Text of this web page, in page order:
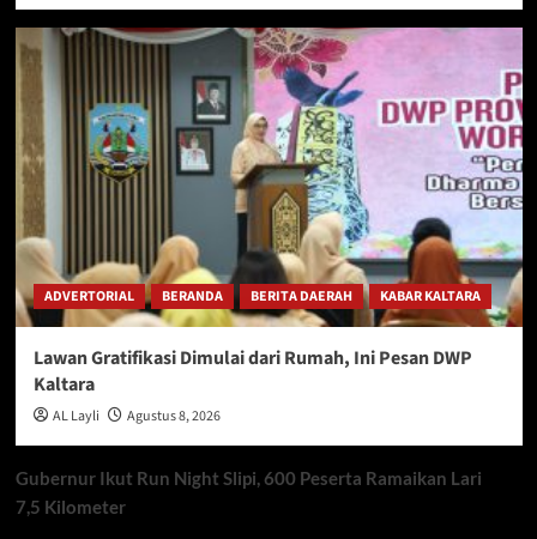
ADVERTORIAL BERANDA BERITA DAERAH KABAR KALTARA
Lawan Gratifikasi Dimulai dari Rumah, Ini Pesan DWP
Kaltara
AL Layli Agustus 8, 2026
Gubernur Ikut Run Night Slipi, 600 Peserta Ramaikan Lari
7,5 Kilometer